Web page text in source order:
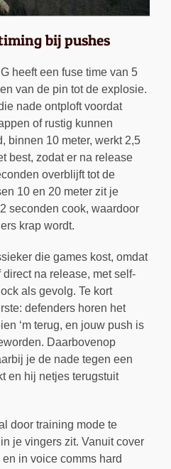
bij pushes
heeft een fuse time van 5
van de pin tot de explosie.
nade ontploft voordat
of rustig kunnen
binnen 10 meter, werkt 2,5
best, zodat er na release
overblijft tot de
10 en 20 meter zit je
seconden cook, waardoor
krap wordt.
die games kost, omdat
na release, met self-
als gevolg. Te kort
defenders horen het
‘m terug, en jouw push is
Daarbovenop
je de nade tegen een
en hij netjes terugstuit
door training mode te
je vingers zit. Vanuit cover
en in voice comms hard